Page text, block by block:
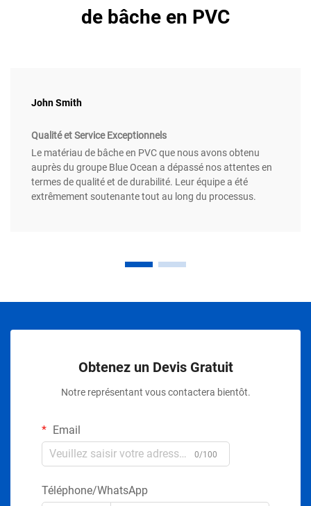
de bâche en PVC
John Smith
Qualité et Service Exceptionnels
Le matériau de bâche en PVC que nous avons obtenu
auprès du groupe Blue Ocean a dépassé nos attentes en
termes de qualité et de durabilité. Leur équipe a été
extrêmement soutenante tout au long du processus.
Obtenez un Devis Gratuit
Notre représentant vous contactera bientôt.
Email
0/100
Téléphone/WhatsApp